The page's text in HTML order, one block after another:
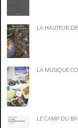
LA HAUTEUR
LA MUSIQUE
LE CAMP DU